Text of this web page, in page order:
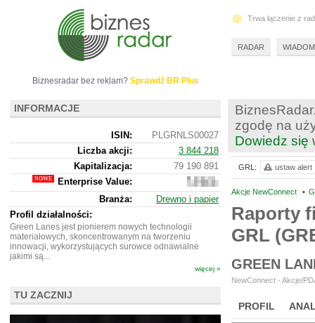
zgodę na
Dowiedz się
Akcje NewConnect •
Raporty
GRL
GREEN
NewConnect - Akcje/
PROFIL
GRL: ustaw alert
Biznesradar bez reklam? Sprawdź BR Plus
INFORMACJE
ISIN:
PLGRNLS00027
Liczba akcji:
3 844 218
Kapitalizacja:
79 190 891
Enterprise Value:
78
801
891
Branża:
Drewno i papier
Profil działalności:
Green Lanes jest pionierem nowych technologii
materiałowych, skoncentrowanym na tworzeniu
innowacji, wykorzystujących surowce odnawialne
jakimi są...
więcej »
TU ZACZNIJ
Trwa łączenie z
RADAR